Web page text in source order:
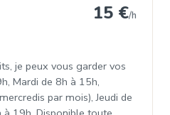
15 €/h
je peux vous garder vos
Mardi de 8h à 15h,
par mois), Jeudi de